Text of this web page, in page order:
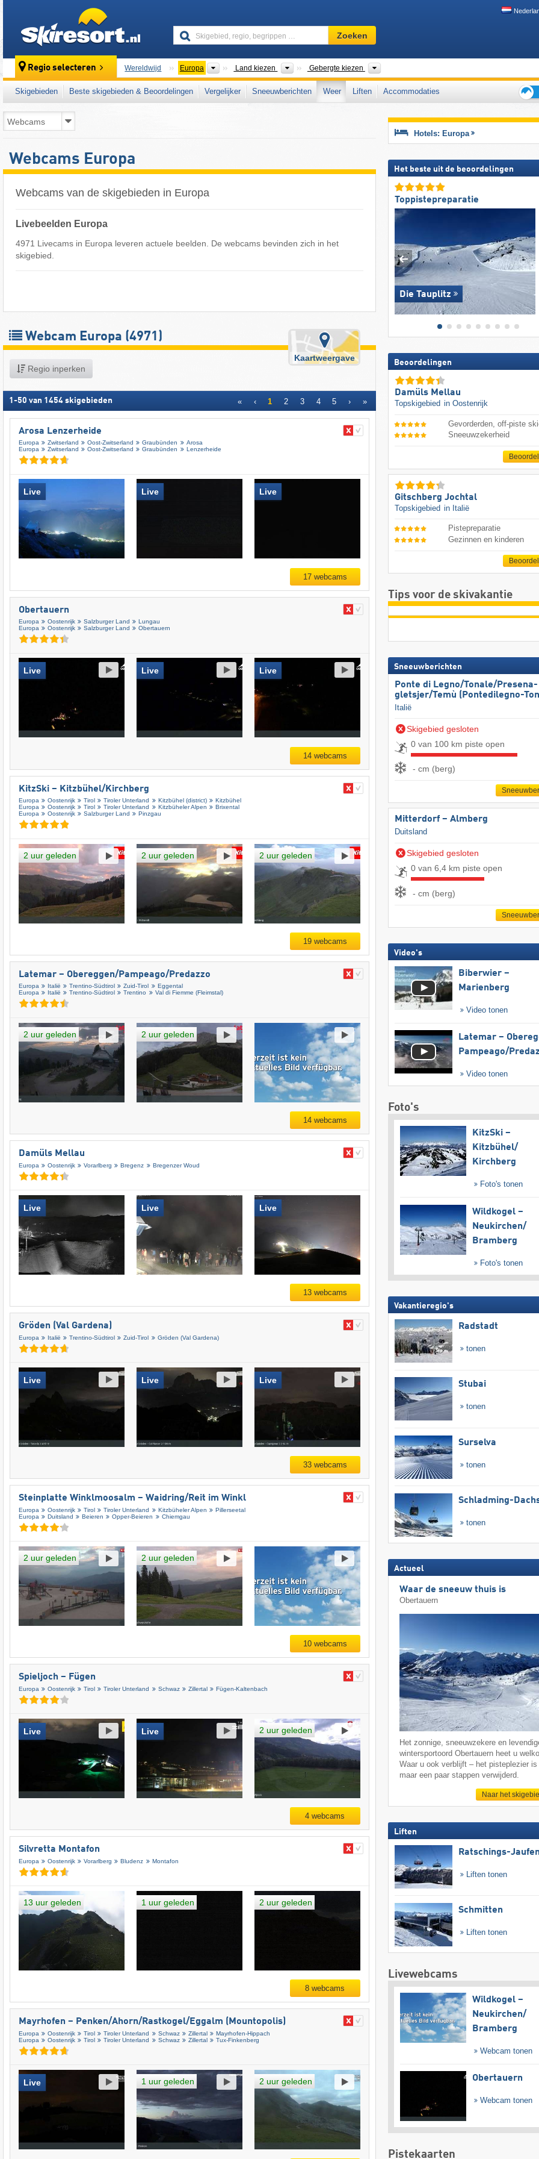
Skigebied,
regio,
…
Zoeken
Regio selecteren Wereldwijd Europa Continenten
Land kiezen Land kiezen
Gebergte kiezen
Skigebieden Beste skigebieden & Beoordelingen Vergelijker Sneeuwberichten Weer Liften
Accommodaties
voor
Webcams Europa
Webcams van de skigebieden in Europa
Livebeelden Europa
4971 Livecams in Europa leveren actuele beelden. De webcams bevinden zich in het
skigebied.
Webcam Europa (4971)
Regio inperken
Kaartweergave
1 -50 van 1454 skigebieden « ‹ 1 2 3 4 5 › »
Arosa Lenzerheide
Europa Zwitserland Oost-Zwitserland Graubünden
Arosa
Europa
Zwitserland Oost-Zwitserland Graubünden Lenzerheide
Live Live Live
17 webcams
Obertauern
Europa Oostenrijk Salzburger Land
Lungau
Europa
Oostenrijk Salzburger Land Obertauern
Live Live Live
14 webcams
KitzSki – Kitzbühel/​Kirchberg
Europa Oostenrijk Tirol Tiroler Unterland Kitzbühel (district)
Kitzbühel
Europa
Oostenrijk Tirol Tiroler Unterland Kitzbüheler Alpen
Brixental
Europa
Oostenrijk Salzburger Land Pinzgau
2 uur geleden 2 uur geleden 2 uur geleden
19 webcams
Latemar – Obereggen/​Pampeago/​Predazzo
Europa Italië Trentino-Südtirol Zuid-Tirol
Eggental
Europa
Italië Trentino-Südtirol Trentino Val di Fiemme (Fleimstal)
2 uur geleden 2 uur geleden
14 webcams
Damüls Mellau
Europa Oostenrijk Vorarlberg Bregenz Bregenzer Woud
Live Live Live
13 webcams
Gröden (Val Gardena)
Europa Italië Trentino-Südtirol Zuid-Tirol Gröden (Val Gardena)
Live Live Live
33 webcams
Steinplatte Winklmoosalm – Waidring/​Reit im Winkl
Europa Oostenrijk Tirol Tiroler Unterland Kitzbüheler Alpen
Pillerseetal
Europa
Duitsland Beieren Opper-Beieren Chiemgau
2 uur geleden 2 uur geleden
10 webcams
Spieljoch – Fügen
Europa Oostenrijk Tirol Tiroler Unterland Schwaz Zillertal Fügen-Kaltenbach
Live Live 2 uur geleden
4 webcams
Silvretta Montafon
Europa Oostenrijk Vorarlberg Bludenz Montafon
13 uur geleden 1 uur geleden 2 uur geleden
8 webcams
Mayrhofen – Penken/​Ahorn/​Rastkogel/​Eggalm (Mountopolis)
Europa Oostenrijk Tirol Tiroler Unterland Schwaz Zillertal
Mayrhofen-Hippach
Europa
Oostenrijk Tirol Tiroler Unterland Schwaz Zillertal Tux-Finkenberg
Live 1 uur geleden 2 uur geleden
Hotels: Europa
Het beste uit de beoordelingen
Toppistepreparatie
Die Tauplitz
Beoordelingen
Damüls Mellau
Topskigebied in Oostenrijk
Gevorderden, off-piste
Sneeuwzekerheid
Gitschberg Jochtal
Topskigebied in Italië
Pistepreparatie
Gezinnen en kinderen
Tips voor de skivakantie
Sneeuwberichten
Ponte di Legno/​​Tonale/​​Presena-
gletsjer/​​Temù (Pontedilegno-
Italië
Skigebied gesloten
0 van 100 km piste open
- cm (berg)
Mitterdorf – Almberg
Duitsland
Skigebied gesloten
0 van 6,4 km piste open
- cm (berg)
Video's
Biberwier –
Marienberg
Video tonen
Latemar –
Pampeago/​
Video tonen
Foto's
KitzSki –
Kitzbühel/​
Kirchberg
Foto's tonen
Wildkogel –
Neukirchen/​
Bramberg
Foto's tonen
Vakantieregio's
Radstadt
tonen
Stubai
tonen
Surselva
tonen
Schladming-
tonen
Actueel
Waar de sneeuw thuis is
Obertauern
Het zonnige, sneeuwzekere en
wintersportoord Obertauern heet u
Waar u ook verblijft – het pisteplezier
maar een paar stappen verwijderd.
Naar het
Liften
Ratschings-
Liften tonen
Schmitten
Liften tonen
Livewebcams
Wildkogel –
Neukirchen/​
Bramberg
Webcam tonen
Obertauern
Webcam tonen
Pistekaarten